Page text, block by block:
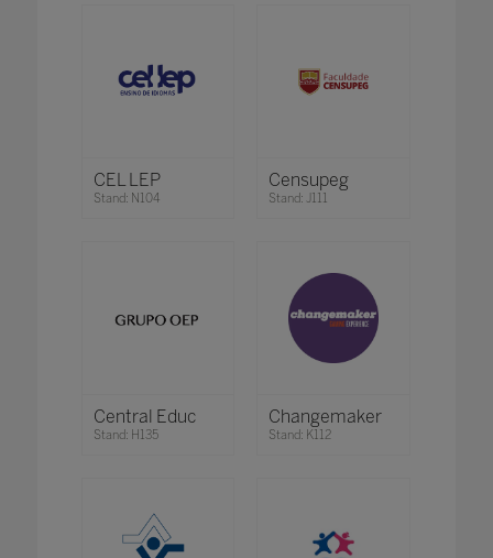
CEL LEP
Stand: N104
Censupeg
Stand: J111
Central Educ
Stand: H135
Changemaker
Stand: K112